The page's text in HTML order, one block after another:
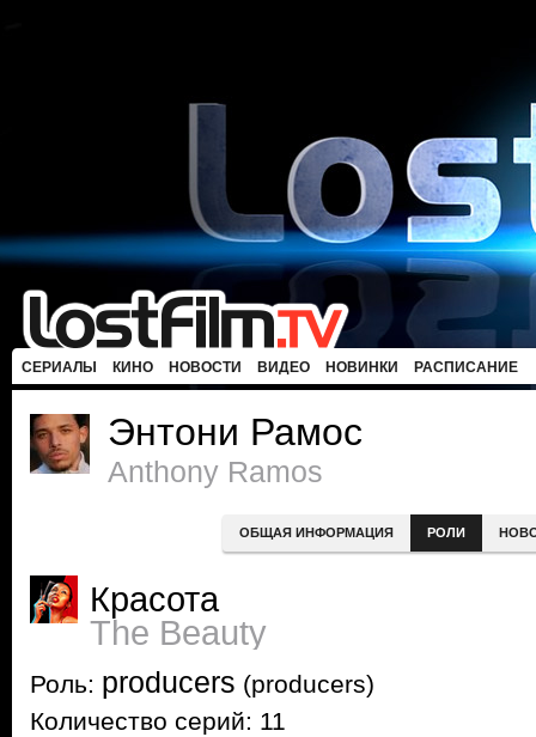
СЕРИАЛЫ КИНО НОВОСТИ ВИДЕО НОВИНКИ РАСПИСАНИЕ
Энтони Рамос
Anthony Ramos
ОБЩАЯ ИНФОРМАЦИЯ РОЛИ
Красота
The Beauty
Роль: producers (producers)
Количество серий: 11